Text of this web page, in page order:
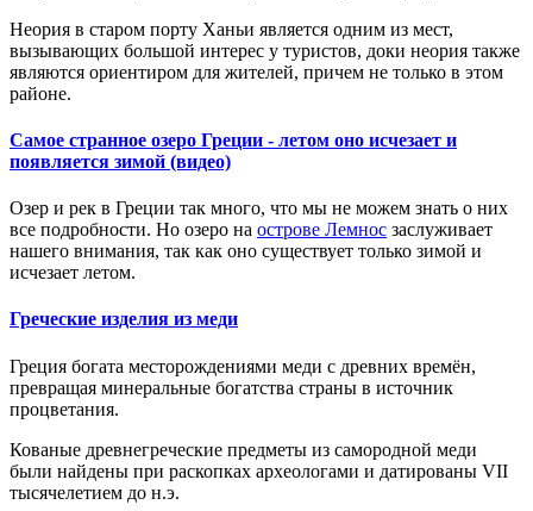
Неория в старом порту Ханьи является одним из мест,
вызывающих большой интерес у туристов, доки неория также
являются ориентиром для жителей, причем не только в этом
районе.
Самое странное озеро Греции - летом оно исчезает и
появляется зимой (видео)
Озер и рек в Греции так много, что мы не можем знать о них
все подробности. Но озеро на острове Лемнос заслуживает
нашего внимания, так как оно существует только зимой и
исчезает летом.
Греческие изделия из меди
Греция богата месторождениями меди с древних времён,
превращая минеральные богатства страны в источник
процветания.
Кованые древнегреческие предметы из самородной меди
были найдены при раскопках археологами и датированы VII
тысячелетием до н.э.